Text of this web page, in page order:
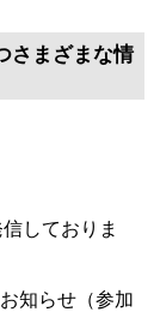
さまざまな情
しておりま
知らせ（参加